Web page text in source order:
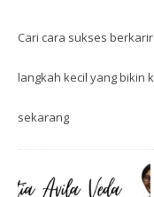
Cari cara sukses
langkah kecil yang bikin
sekarang